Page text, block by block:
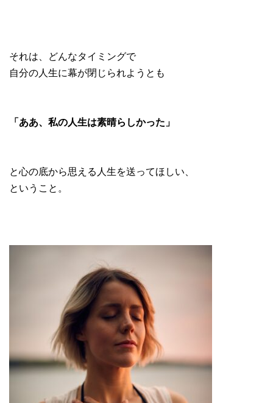
それは、どんなタイミングで
自分の人生に幕が閉じられようとも
「ああ、私の人生は素晴らしかった」
と心の底から思える人生を送ってほしい、
ということ。